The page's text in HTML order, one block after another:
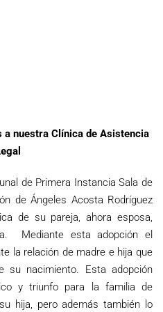
a nuestra Clínica de Asistencia
de Primera Instancia Sala de
de Ángeles Acosta Rodríguez
de su pareja, ahora esposa,
Mediante esta adopción el
la relación de madre e hija que
su nacimiento. Esta adopción
y triunfo para la familia de
hija, pero además también lo